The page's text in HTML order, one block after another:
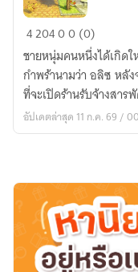
[Pokemon]
รับจ้าง
สารพัด
แห่ง
เมือง
ออส
420400 (0)
ชายหนุ่มคนหนึ่งได้เกิด
กำพร้านามว่า อลิซ หลัง
ที่จะเปิดร้านรับจ้างสา
อัปเดตล่าสุด 11 ก.ค. 69 /